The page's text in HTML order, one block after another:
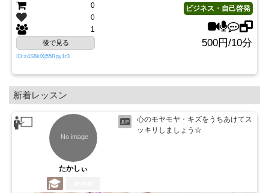
0
0
1
ビジネス・自己啓発
後で見る 500円/10分
ID:z4S8klXj55Rgy1r3
新着レッスン
たかしぃ
心のモヤモヤ・キズをうちあけてス
ッキリしましょう☆